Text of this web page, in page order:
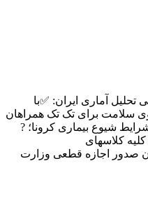
تحلیل آماری ایران: ✅با
مجدد سال 1399 و آرزوی سلامت برای تک تک همراهان
شیوع بیماری کرونا؛ ?
کلاسهای
صدور اجازه قطعی وزارت